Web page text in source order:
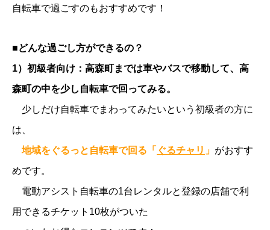
自転車で過ごすのもおすすめです！
■どんな過ごし方ができるの？
1）初級者向け：高森町までは車やバスで移動して、高
森町の中を少し自転車で回ってみる。
少しだけ自転車でまわってみたいという初級者の方に
は、
地域をぐるっと自転車で回る「 ぐるチャリ 」 がおすす
めです。
電動アシスト自転車の1台レンタルと登録の店舗で利
用できるチケット10枚がついた